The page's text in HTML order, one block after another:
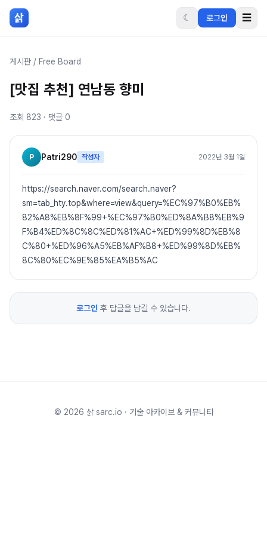
본문 바로가기
삵 ☾ 로그인 ☰
게시판 / Free Board
[맛집 추천] 연남동 향미
조회 823 · 댓글 0
P Patri290 작성자 2022년 3월 1일
https://search.naver.com/search.naver?
sm=tab_hty.top&where=view&query=%EC%97%B0%EB%
82%A8%EB%8F%99+%EC%97%B0%ED%8A%B8%EB%9
F%B4%ED%8C%8C%ED%81%AC+%ED%99%8D%EB%8
C%80+%ED%96%A5%EB%AF%B8+%ED%99%8D%EB%
8C%80%EC%9E%85%EA%B5%AC
로그인 후 답글을 남길 수 있습니다.
© 2026 삵 sarc.io · 기술 아카이브 & 커뮤니티